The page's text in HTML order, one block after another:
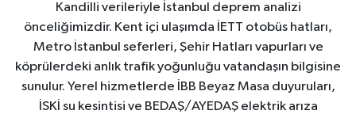
Kandilli verileriyle İstanbul deprem analizi
önceliğimizdir. Kent içi ulaşımda İETT otobüs hatları,
Metro İstanbul seferleri, Şehir Hatları vapurları ve
köprülerdeki anlık trafik yoğunluğu vatandaşın bilgisine
sunulur. Yerel hizmetlerde İBB Beyaz Masa duyuruları,
İSKİ su kesintisi ve BEDAŞ/AYEDAŞ elektrik arıza